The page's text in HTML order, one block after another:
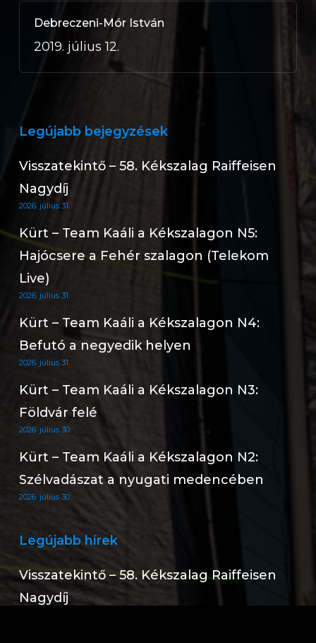
Debreczeni-Mór István
2019. július 12.
Legújabb bejegyzések
Visszatekintő – 58. Kékszalag Raiffeisen
Nagydíj
2026. július 31.
Kürt – Team Kaáli a Kékszalagon N5:
Hajócsere a Fehér szalagon (Telekom
Live)
2026. július 31.
Kürt – Team Kaáli a Kékszalagon N4:
Befutó a negyedik helyen
2026. július 31.
Kürt – Team Kaáli a Kékszalagon N3:
Földvár felé
2026. július 30.
Kürt – Team Kaáli a Kékszalagon N2:
Szélvadászat a nyugati medencében
2026. július 30.
Legújabb hírek
Visszatekintő – 58. Kékszalag Raiffeisen
Nagydíj